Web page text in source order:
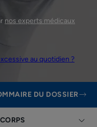
nos experts médicaux
au quotidien ?
DU DOSSIER